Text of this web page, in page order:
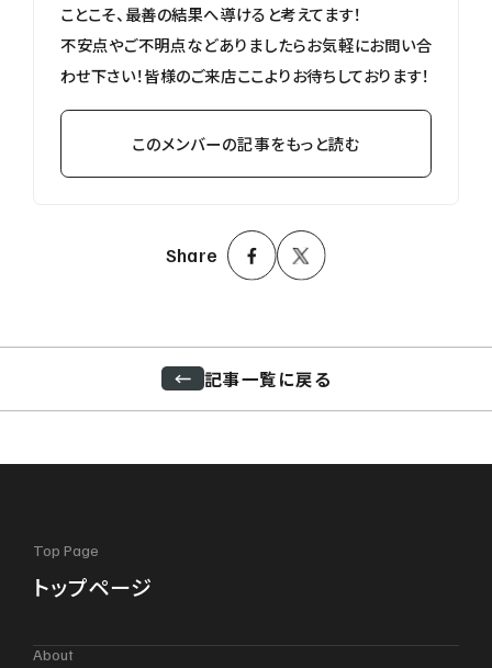
ことこそ、最善の結果へ導けると考えてます！
不安点やご不明点などありましたらお気軽にお問い合
わせ下さい！皆様のご来店ここよりお待ちしております！
このメンバーの記事をもっと読む
Share
記事一覧に戻る
Top Page
トップページ
About